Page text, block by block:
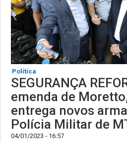
Política
SEGURANÇA
emenda de
entrega novos
Polícia Militar de
04/01/2023 - 16:57